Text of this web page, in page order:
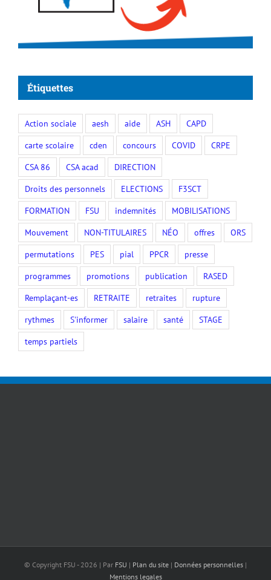
Étiquettes
Action sociale aesh aide ASH
CAPD
carte scolaire
cden concours COVID
CRPE
CSA 86
CSA acad
DIRECTION
Droits des personnels
ELECTIONS
F3SCT
FORMATION
FSU indemnités
MOBILISATIONS
Mouvement
NON-TITULAIRES NÉO offres
ORS
permutations
PES pial PPCR
presse
programmes
promotions publication
RASED
Remplaçant-es
RETRAITE retraites
rupture
rythmes
S'informer salaire santé
STAGE
temps partiels
© Copyright FSU - 2026 | Par FSU | Plan du site | Données personnelles |
Mentions legales